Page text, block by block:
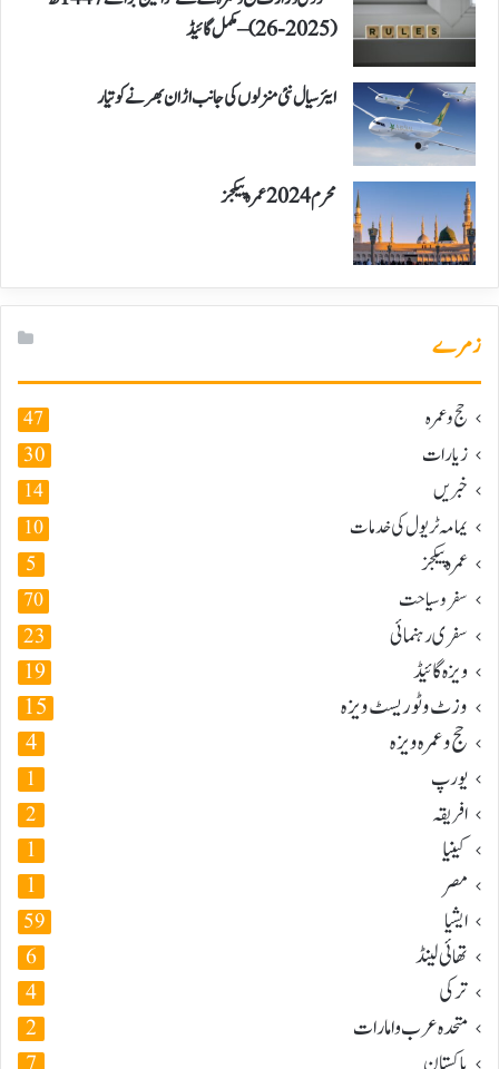
(2025-26) – مکمل گائیڈ
ایئر سیال نئی منزلوں کی جانب اڑان بھرنے کو تیار
محرم 2024 عمرہ پیکجز
زمرے
حج و عمرہ 47
زیارات 30
خبریں 14
یمامہ ٹریول کی خدمات 10
عمرہ پیکجز 5
سفر و سیاحت 70
سفری رہنمائی 23
ویزہ گائیڈ 19
وزٹ و ٹوریسٹ ویزہ 15
حج و عمرہ ویزہ 4
یورپ 1
افریقہ 2
کینیا 1
مصر 1
ایشیا 59
تھائی لینڈ 6
ترکی 4
متحدہ عرب و امارات 2